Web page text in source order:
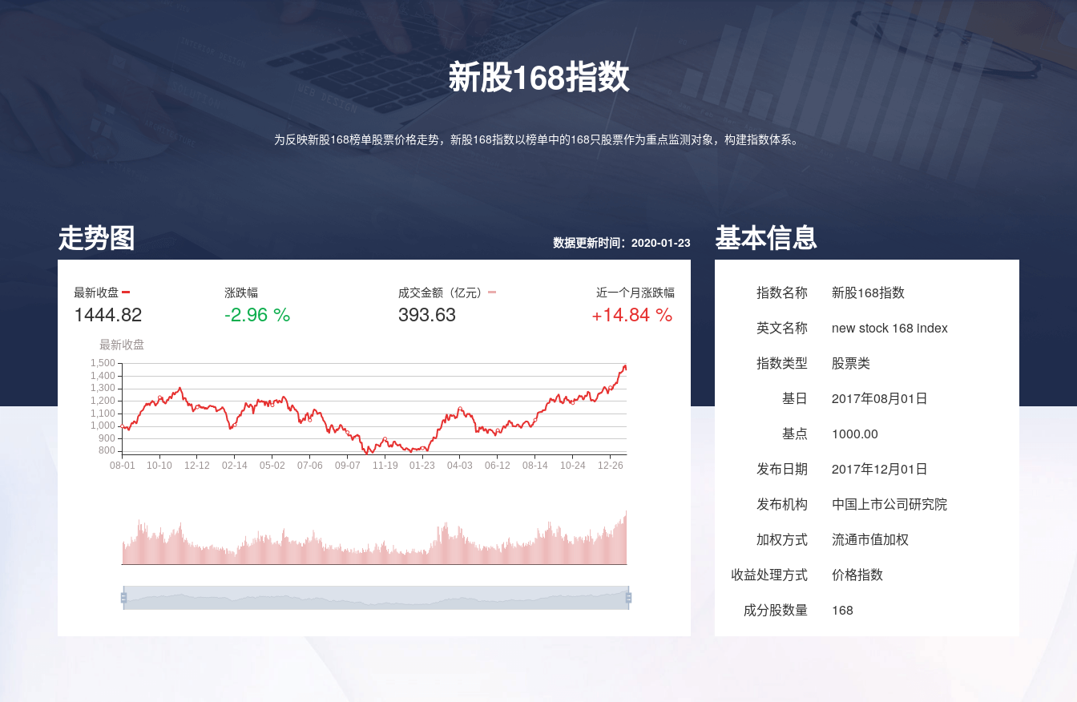
新股168指数
为反映新股168榜单股票价格走势，新股168指数以榜单中的168只股票作为重点监测对象，构建指数体系。
走势图 数据更新时间：2020-01-23
最新收盘
1444.82
涨跌幅
-2.96 %
成交金额（亿元）
393.63
近一个月涨跌幅
+14.84 %
基本信息
指数名称
新股168指数
英文名称
new stock 168 index
指数类型
股票类
基日
2017年08月01日
基点
1000.00
发布日期
2017年12月01日
发布机构
中国上市公司研究院
加权方式
流通市值加权
收益处理方式
价格指数
成分股数量
168